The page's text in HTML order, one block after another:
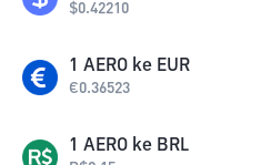
$0.42210
1 AERO ke EUR
€0.36523
1 AERO ke BRL